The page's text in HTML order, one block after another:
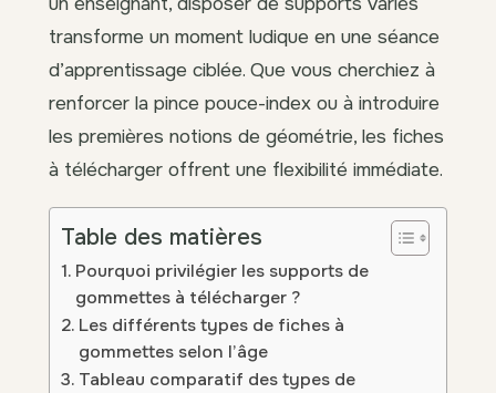
transforme un moment ludique en une séance
d’apprentissage ciblée. Que vous cherchiez à
renforcer la pince pouce-index ou à introduire
les premières notions de géométrie, les fiches
à télécharger offrent une flexibilité immédiate.
Table des matières
Pourquoi privilégier les supports de
gommettes à télécharger ?
Les différents types de fiches à
gommettes selon l’âge
Tableau comparatif des types de